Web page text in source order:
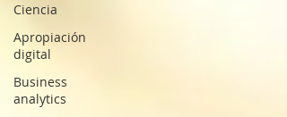
Ciencia
Apropiación
digital
Business
analytics